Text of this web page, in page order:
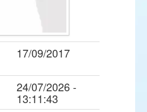
17/09/2017
24/07/2026 -
13:11:43